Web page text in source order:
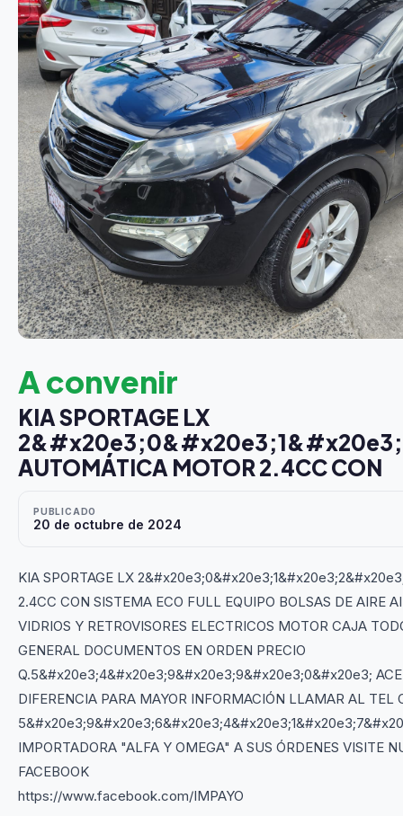
A convenir
KIA SPORTAGE LX
AUTOMÁTICA MOTOR 2.4CC CON
PUBLICADO
20 de octubre de 2024
KIA SPORTAGE LX
2.4CC CON SISTEMA ECO FULL EQUIPO BOLSAS DE AIRE
VIDRIOS Y RETROVISORES ELECTRICOS MOTOR CAJA
GENERAL DOCUMENTOS EN ORDEN PRECIO
Q.5&#x20e3;4&#x20e3;9&#x20e3;9&#x20e3;0&#x20e3;
DIFERENCIA PARA MAYOR INFORMACIÓN LLAMAR AL TEL
IMPORTADORA "ALFA Y OMEGA" A SUS ÓRDENES VISITE
FACEBOOK
https://www.facebook.com/IMPAYO